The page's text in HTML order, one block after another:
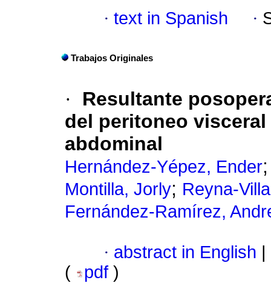
· text in Spanish ·
Trabajos Originales
·
Resultante
del peritoneo
abdominal
Hernández-Yépez, Ender
Montilla, Jorly; Reyna-
Fernández-Ramírez,
· abstract in English
(
pdf )